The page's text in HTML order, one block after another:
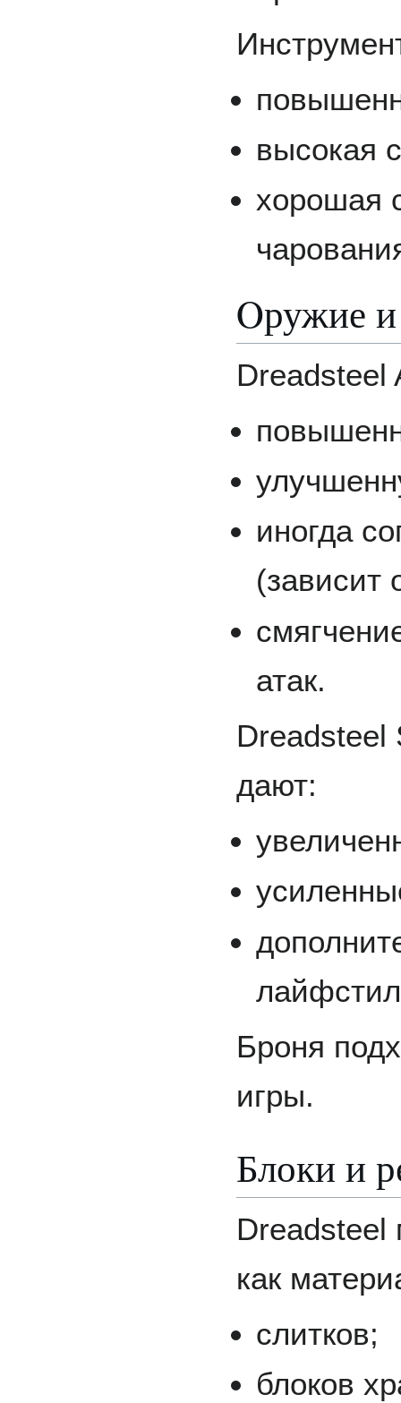
высокая
хорошая
Oружие
Dreadsteel
иногда
(зависит
атак.
Dreadsteel
дают:
Броня
игры.
Блоки и
Dreadsteel
как
слитков;
блоков